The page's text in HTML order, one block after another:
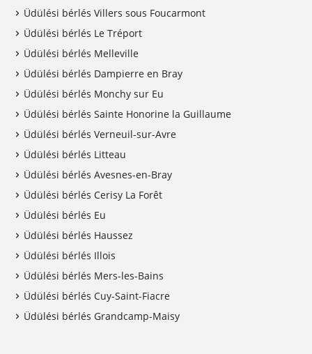
Üdülési bérlés Villers sous Foucarmont
Üdülési bérlés Le Tréport
Üdülési bérlés Melleville
Üdülési bérlés Dampierre en Bray
Üdülési bérlés Monchy sur Eu
Üdülési bérlés Sainte Honorine la Guillaume
Üdülési bérlés Verneuil-sur-Avre
Üdülési bérlés Litteau
Üdülési bérlés Avesnes-en-Bray
Üdülési bérlés Cerisy La Forêt
Üdülési bérlés Eu
Üdülési bérlés Haussez
Üdülési bérlés Illois
Üdülési bérlés Mers-les-Bains
Üdülési bérlés Cuy-Saint-Fiacre
Üdülési bérlés Grandcamp-Maisy